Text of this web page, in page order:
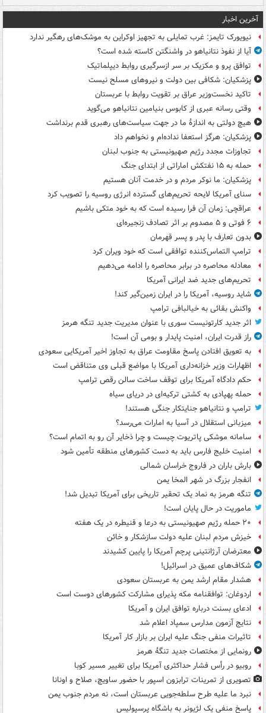
آخرین اخبار
نیویورک تایمز: غرب تمایلی به تجهیز اوکراین به موشک‌های رهگیر ندارد
آیا از نفوذ نتانیاهو در واشنگتن کاسته شده است؟
توافق پرو و مکزیک بر سر ازسرگیری روابط دیپلماتیک
پزشکیان: شکافی بین دولت و نیروهای مسلح نیست
تاکید نخست‌وزیر عراق بر تقویت روابط با عربستان
وقتی رسانه عبری از کابوس بنیامین نتانیاهو می‌گوید
هیچ دولتی به اندازۀ ما در جهت سیاست‌های رهبری قدم برنداشت
پزشکیان: هرگز استعفا نداده‌ام و نخواهم داد
تجاوزات مجدد رژیم صهیونیستی به جنوب لبنان
حمله به ۱۵ نفتکش‌ اماراتی از ابتدای جنگ
پزشکیان: ما نوکر مردم و در خدمت آنان هستیم
سنای آمریکا لایحه تحریم‌های گسترده انرژی روسیه را تصویب کرد
عراقچی: زمان آن فرا رسیده است که به خود متکی باشیم
۶ فوتی و ۵ مصدوم بر اثر تصادف زنجیره‌ای
بدون تعارف با پدر و پسر قهرمان
ترامپ التماس‌کننده توافقی است که خود ویران کرد
معادله محاصره در برابر محاصره را ادامه می‌دهیم
تحریم‌های جدید ضد ایرانی آمریکا
شاید روسیه، آمریکا را در ایران زمین‌گیر کند!
واکنش بقائی به خیالبافی ترامپ
اثر جدید کارتونیست سوری با عنوان مدیریت جدید تنگه هرمز
راز قدرت ایران، امنیت پایدار و بومی آن است!
به تعویق افتادن پاسخ مقاومت عراق به تجاوز اخیر آمریکایی سعودی
اظهارات وزیر خزانه‌داری آمریکا با مواضع قبلی وی متناقض است
حکم دادگاه آمریکا برای توقف ساخت سالن رقص ترامپ
حمله پهپادی به کشتی ترکیه‌ای در دریای سیاه
ترامپ و نتانیاهو جنایتکار جنگی هستند!
میزبانی استقلال در آسیا به امارات می‌رسد؟
سامانه موشکی پاتریوت چیست و چرا ذخایر آن رو به اتمام است؟
امنیت خلیج فارس باید به دست کشورهای منطقه تأمین شود
بارش باران در فاروج خراسان شمالی
انفجار بزرگ در شهر المخا یمن
تنگه هرمز به نماد یک تحقیر تاریخی برای آمریکا تبدیل شد!
ماموریت در حال پایان است!
۲۰ حمله رژیم صهیونیستی به درعا و قنیطره در یک هفته
خیزش مردم لبنان علیه دولت سازشکار و خائن
معترضان آرژانتینی پرچم آمریکا را پایین کشیدند
شکاف‌های عمیق در اسرائیل!
هشدار مقام ارشد یمن به عربستان سعودی
اردوغان: توافقنامه مکه پذیرای مشارکت کشورهای دوست است
ادعای بسنت درباره توافق ایران و آمریکا
نتایج آزمون مدارس سمپاد اعلام شد
تاثیرات منفی جنگ علیه ایران بر بازار کار آمریکا
رونمایی از مختصات جدید تنگۀ هرمز
روبیو در رأس فشار حداکثری آمریکا برای تغییر مسیر کوبا
تصویری از تمرینات ترابزون اسپور با حضور ساویچ، صلاح و اونانا
نبرد ما علیه طرح سلطه‌جویی عربستان است، نه مردم جنوب یمن
پاسخ منفی یک لژیونر به باشگاه پرسپولیس